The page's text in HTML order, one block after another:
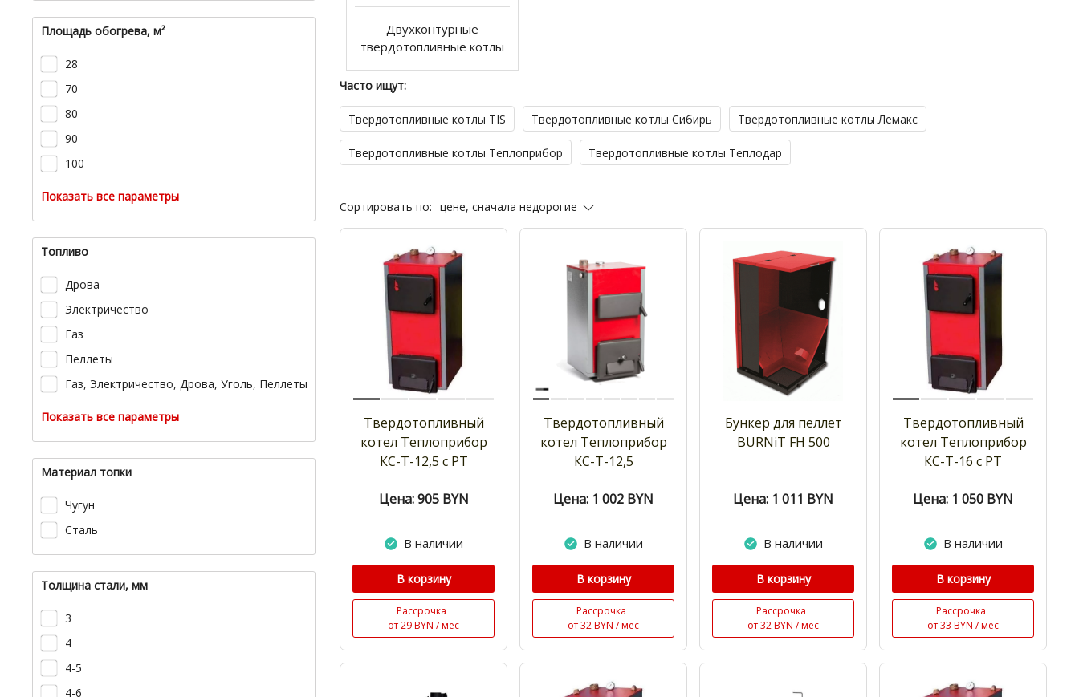
Площадь обогрева, м²
28
70
80
90
100
Показать все параметры
Топливо
Дрова
Электричество
Газ
Пеллеты
Газ, Электричество, Дрова, Уголь, Пеллеты
Показать все параметры
Материал топки
Чугун
Сталь
Толщина стали, мм
3
4
4-5
4-6
Двухконтурные
твердотопливные котлы
Часто ищут:
Твердотопливные котлы TIS Твердотопливные котлы Сибирь Твердотопливные котлы Лемакс
Твердотопливные котлы Теплоприбор Твердотопливные котлы Теплодар
Сортировать по: цене, сначала недорогие
Твердотопливный
котел Теплоприбор
КС-Т-12,5 с РТ
Цена: 905 BYN
В наличии
В корзину
Рассрочка
от 29 BYN / мес
Твердотопливный
котел Теплоприбор
КС-Т-12,5
Цена: 1 002 BYN
В наличии
В корзину
Рассрочка
от 32 BYN / мес
Бункер для пеллет
BURNiT FH 500
Цена: 1 011 BYN
В наличии
В корзину
Рассрочка
от 32 BYN / мес
Твердотопливный
котел Теплоприбор
КС-Т-16 с РТ
Цена: 1 050 BYN
В наличии
В корзину
Рассрочка
от 33 BYN / мес